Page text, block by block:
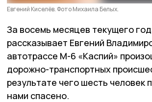
Евгений Киселёв. Фото Михаила Белых.
За восемь месяцев текущего
рассказывает Евгений
автотрассе М-6 «Каспий»
дорожно-транспортных
результате чего шесть человек
нами спасено.